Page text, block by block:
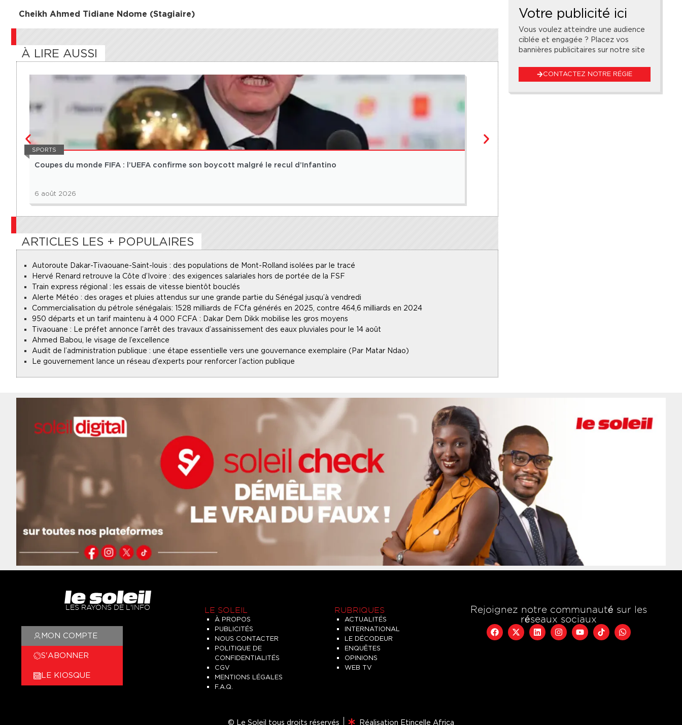
Cheikh Ahmed Tidiane Ndome (Stagiaire)
À LIRE AUSSI
SPORTS
Coupes du monde FIFA : l’UEFA confirme son boycott malgré le recul d’Infantino
6 août 2026
SPORTS
Yan Diomandé signe au Real Madrid pour 125 millions
6 août 2026
ARTICLES LES + POPULAIRES
Autoroute Dakar-Tivaouane-Saint-louis : des populations de Mont-Rolland isolées par le tracé
Hervé Renard retrouve la Côte d’Ivoire : des exigences salariales hors de portée de la FSF
Train express régional : les essais de vitesse bientôt bouclés
Alerte Météo : des orages et pluies attendus sur une grande partie du Sénégal jusqu’à vendredi
Commercialisation du pétrole sénégalais : 1528 milliards de FCfa générés en 2025, contre 464,6 milliards en 2024
950 départs et un tarif maintenu à 4 000 FCFA : Dakar Dem Dikk mobilise les gros moyens
Tivaouane : Le préfet annonce l’arrêt des travaux d’assainissement des eaux pluviales pour le 14 août
Ahmed Babou, le visage de l’excellence
Audit de l’administration publique : une étape essentielle vers une gouvernance exemplaire (Par Matar Ndao)
Le gouvernement lance un réseau d’experts pour renforcer l’action publique
Votre publicité ici
Vous voulez atteindre une audience
ciblée et engagée ? Placez vos
bannières publicitaires sur notre site
CONTACTEZ NOTRE RÉGIE
LES RAYONS DE L'INFO
MON COMPTE
S'ABONNER
LE KIOSQUE
LE SOLEIL
À PROPOS
PUBLICITÉS
NOUS CONTACTER
POLITIQUE DE
CONFIDENTIALITÉS
CGV
MENTIONS LÉGALES
F.A.Q.
RUBRIQUES
ACTUALITÉS
INTERNATIONAL
LE DÉCODEUR
ENQUÊTES
OPINIONS
WEB TV
Rejoignez notre communauté sur les
réseaux sociaux
© Le Soleil tous droits réservés Réalisation Etincelle Africa